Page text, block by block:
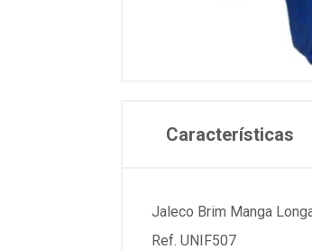
Características
Jaleco Brim Manga
Ref. UNIF507